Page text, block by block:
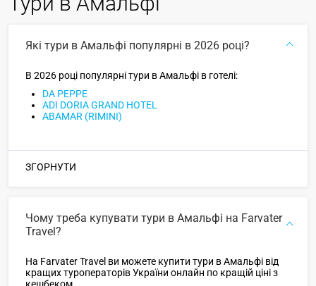
Які тури в Амальфі популярні в 2026 році?
В 2026 році популярні тури в Амальфі в готелі:
DA PEPPE
ADI DORIA GRAND HOTEL
ABAMAR (RIMINI)
ЗГОРНУТИ
Чому треба купувати тури в Амальфі на Farvater
Travel?
На Farvater Travel ви можете купити тури в Амальфі від
кращих туроператорів України онлайн по кращій ціні з
кешбеком.